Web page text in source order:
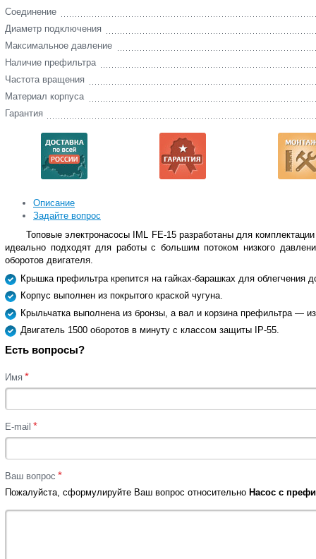
Соединение
Диаметр подключения
Максимальное давление
Наличие префильтра
Частота вращения
Материал корпуса
Гарантия
Описание
Задайте вопрос
Топовые электронасосы IML FE-15 разработаны для
идеально подходят для работы с большим потоком низкого
оборотов двигателя.
Крышка префильтра крепится на гайках-барашках для облегчения
Корпус выполнен из покрытого краской чугуна.
Крыльчатка выполнена из бронзы, а вал и корзина префильтра —
Двигатель 1500 оборотов в минуту с классом защиты IP-55.
Есть вопросы?
Имя *
E-mail *
Ваш вопрос *
Пожалуйста, сформулируйте Ваш вопрос относительно Насос с